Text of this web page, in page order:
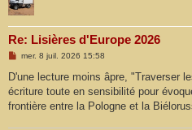
Re: Lisières d'Europe 2026
M
s
a
g
mer. 8 juil. 2026 15:58
D'une lecture moins âpre, "Traverser
écriture toute en sensibilité pour
frontière entre la Pologne et la